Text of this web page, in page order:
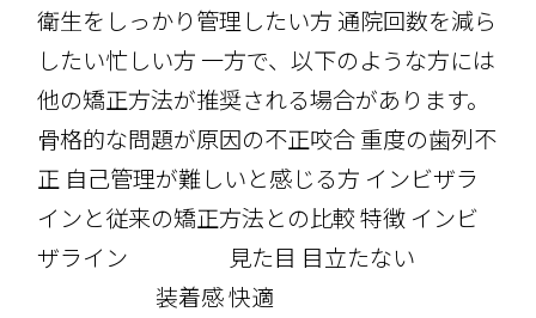
衛生をしっかり管理したい方 通院回数を減ら
したい忙しい方 一方で、以下のような方には
他の矯正方法が推奨される場合があります。
骨格的な問題が原因の不正咬合 重度の歯列不
正 自己管理が難しいと感じる方 インビザラ
インと従来の矯正方法との比較 特徴 インビ
ザライン 見た目 目立たない
装着感 快適